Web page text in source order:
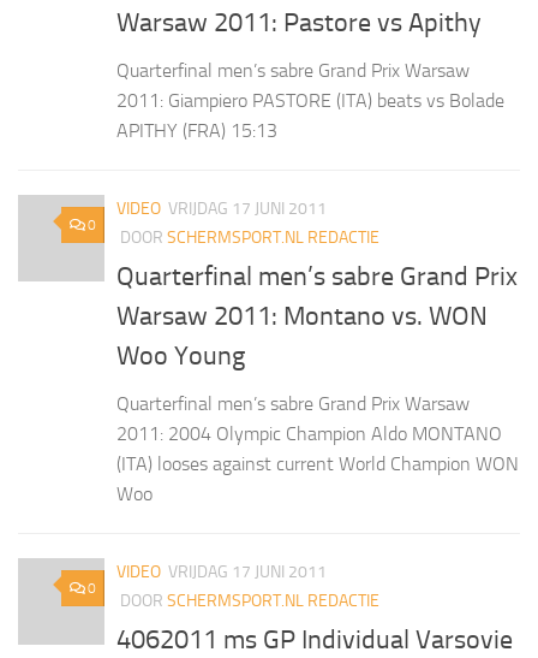
Warsaw 2011: Pastore vs Apithy
Quarterfinal men’s sabre Grand Prix Warsaw
2011: Giampiero PASTORE (ITA) beats vs Bolade
APITHY (FRA) 15:13
0
VIDEO VRIJDAG 17 JUNI 2011
DOOR SCHERMSPORT.NL REDACTIE
Quarterfinal men’s sabre Grand Prix
Warsaw 2011: Montano vs. WON
Woo Young
Quarterfinal men’s sabre Grand Prix Warsaw
2011: 2004 Olympic Champion Aldo MONTANO
(ITA) looses against current World Champion WON
Woo
0
VIDEO VRIJDAG 17 JUNI 2011
DOOR SCHERMSPORT.NL REDACTIE
4062011 ms GP Individual Varsovie